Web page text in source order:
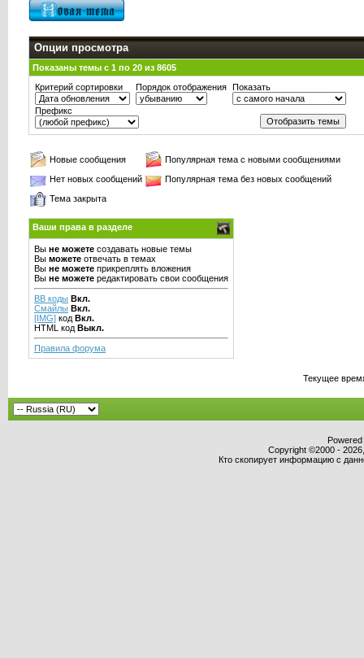
Опции просмотра
Показаны темы с 1 по 20 из 8605
Критерий сортировки
Порядок отображения Показать
Префикс
Новые сообщения
Популярная тема с новыми сообщениями
Нет новых сообщений
Популярная тема без новых сообщений
Тема закрыта
Ваши права в разделе
Вы не можетесоздавать новые темы
Вы можетеотвечать в темах
Вы не можетеприкреплять вложения
Вы не можетередактировать свои сообщения
BB коды Вкл.
Смайлы Вкл.
[IMG]код Вкл.
HTML код Выкл.
Правила форума
Текущее
Copyright ©2000 -
Кто скопирует информацию с